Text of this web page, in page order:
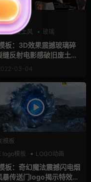
模板
废土风 玻璃
板：3D效果震撼玻璃碎
缝反射电影感破旧废土幻
展示 Shatter Glass Slide
03-04
模板
logo模板
LOGO动画
维
板：奇幻魔法震撼闪电烟
暴传送门logo揭示特效开